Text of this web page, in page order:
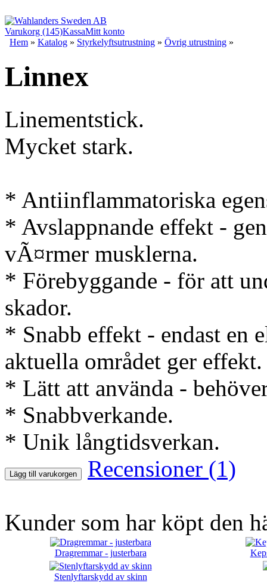
Varukorg (145)KassaMitt konto
Hem » Katalog » Styrkelyftsutrustning » Övrig utrustning »
Linnex
Linementstick.
Mycket stark.
* Antiinflammatoriska
* Avslappnande effekt -
vÃ¤rmer musklerna.
* Förebyggande - för att
skador.
* Snabb effekt - endast en
aktuella området ger effekt.
* Lätt att använda -
* Snabbverkande.
* Unik långtidsverkan.
Lägg till varukorgen Recensioner (1)
Kunder som har köpt den
Dragremmar - justerbara
Stenlyftarskydd av skinn